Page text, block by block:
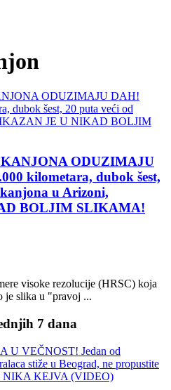
ODUZIMAJU
kilometara, dubok šest,
u Arizoni,
BOLJIM SLIKAMA!
visoke rezolucije (HRSC) koja
je slika u "pravoj ...
7 dana